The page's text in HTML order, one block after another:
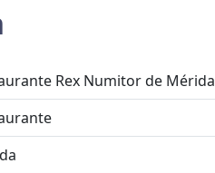
Rex Numitor de Mérida